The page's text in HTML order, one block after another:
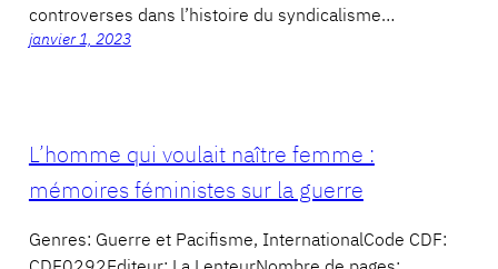
controverses dans l’histoire du syndicalisme…
janvier 1, 2023
L’homme qui voulait naître femme :
mémoires féministes sur la guerre
Genres: Guerre et Pacifisme, InternationalCode CDF: